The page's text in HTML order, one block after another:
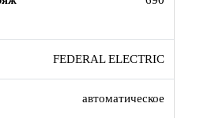
FEDERAL ELECTRIC
автоматическое